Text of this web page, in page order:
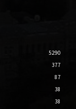
5290
377
87
38
38